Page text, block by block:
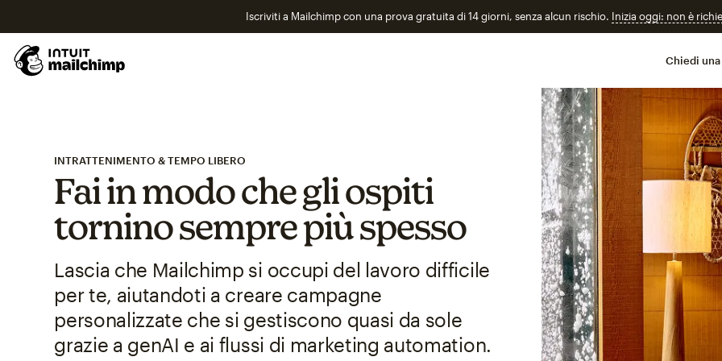
Iscriviti a Mailchimp con una prova gratuita di 14 giorni, senza alcun rischio. Inizia oggi: non è
Chiedi
INTRATTENIMENTO & TEMPO LIBERO
Fai in modo che gli ospiti
tornino sempre più spesso
Lascia che Mailchimp si occupi del lavoro difficile
per te, aiutandoti a creare campagne
personalizzate che si gestiscono quasi da sole
grazie a genAI e ai flussi di marketing automation.